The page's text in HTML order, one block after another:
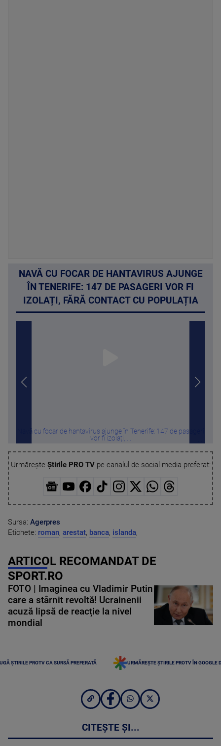
NAVĂ CU FOCAR DE HANTAVIRUS AJUNGE
ÎN TENERIFE: 147 DE PASAGERI VOR FI
IZOLAȚI, FĂRĂ CONTACT CU POPULAȚIA
Navă cu focar de hantavirus ajunge în Tenerife: 147 de pasageri
vor fi izolați, ...
Urmărește Știrile PRO TVpe canalul de social media preferat:
Sursa: Agerpres
Etichete: roman, arestat, banca, islanda,
ARTICOL RECOMANDAT DE
SPORT.RO
FOTO | Imaginea cu Vladimir Putin
care a stârnit revoltă! Ucrainenii
acuză lipsă de reacție la nivel
mondial
ȘTIRILE PROTV CA SURSĂ PREFERATĂ URMĂREȘTE ȘTIRILE PROTV ÎN GOOGLE
CITEȘTE ȘI...